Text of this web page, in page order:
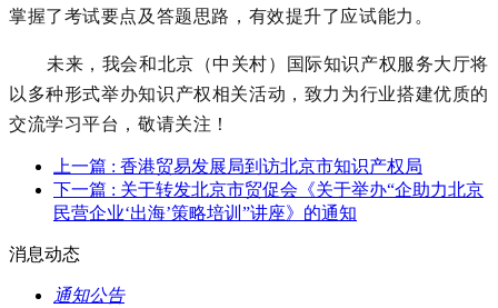
掌握了考试要点及答题思路，有效提升了应试能力。
未来，我会和北京（中关村）国际知识产权服务大厅将
以多种形式举办知识产权相关活动， 致力为行业搭建优质的
交流学习平台，敬请关注 ！
上一篇 : 香港贸易发展局到访北京市知识产权局
下一篇 : 关于转发北京市贸促会《关于举办“企助力北京
民营企业‘出海’策略培训”讲座》的通知
消息动态
通知公告